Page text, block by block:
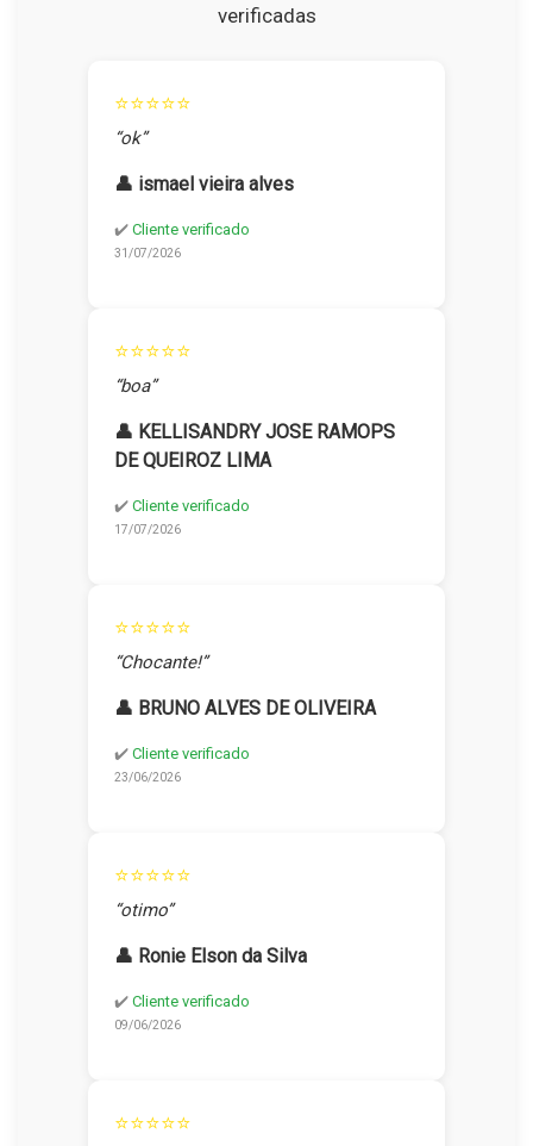
verificadas
⭐⭐⭐⭐⭐
“ok”
👤 ismael vieira alves
✔️ Cliente verificado
31/07/2026
⭐⭐⭐⭐⭐
“boa”
👤 KELLISANDRY JOSE RAMOPS
DE QUEIROZ LIMA
✔️ Cliente verificado
17/07/2026
⭐⭐⭐⭐⭐
“Chocante!”
👤 BRUNO ALVES DE OLIVEIRA
✔️ Cliente verificado
23/06/2026
⭐⭐⭐⭐⭐
“otimo”
👤 Ronie Elson da Silva
✔️ Cliente verificado
09/06/2026
⭐⭐⭐⭐⭐